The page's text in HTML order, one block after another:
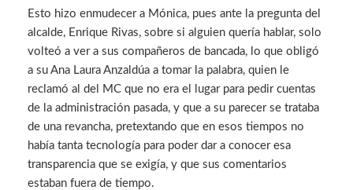
Esto hizo enmudecer a Mónica, pues ante la pregunta del
alcalde, Enrique Rivas, sobre si alguien quería hablar, solo
volteó a ver a sus compañeros de bancada, lo que obligó
a su Ana Laura Anzaldúa a tomar la palabra, quien le
reclamó al del MC que no era el lugar para pedir cuentas
de la administración pasada, y que a su parecer se trataba
de una revancha, pretextando que en esos tiempos no
había tanta tecnología para poder dar a conocer esa
transparencia que se exigía, y que sus comentarios
estaban fuera de tiempo.